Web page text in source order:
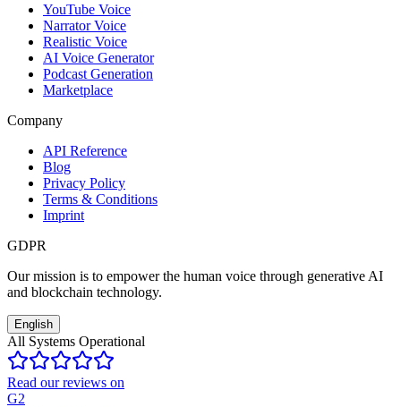
YouTube Voice
Narrator Voice
Realistic Voice
AI Voice Generator
Podcast Generation
Marketplace
Company
API Reference
Blog
Privacy Policy
Terms & Conditions
Imprint
GDPR
Our mission is to empower the human voice through generative AI
and blockchain technology.
English
All Systems Operational
Read our reviews on
G2